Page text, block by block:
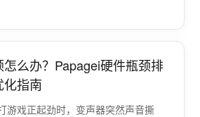
搭、甚至整容级美颜早已屡见不
一律的直播间里杀···
么办？Papagei硬件瓶颈排
指南
游戏正起劲时，变声器突然声音撕